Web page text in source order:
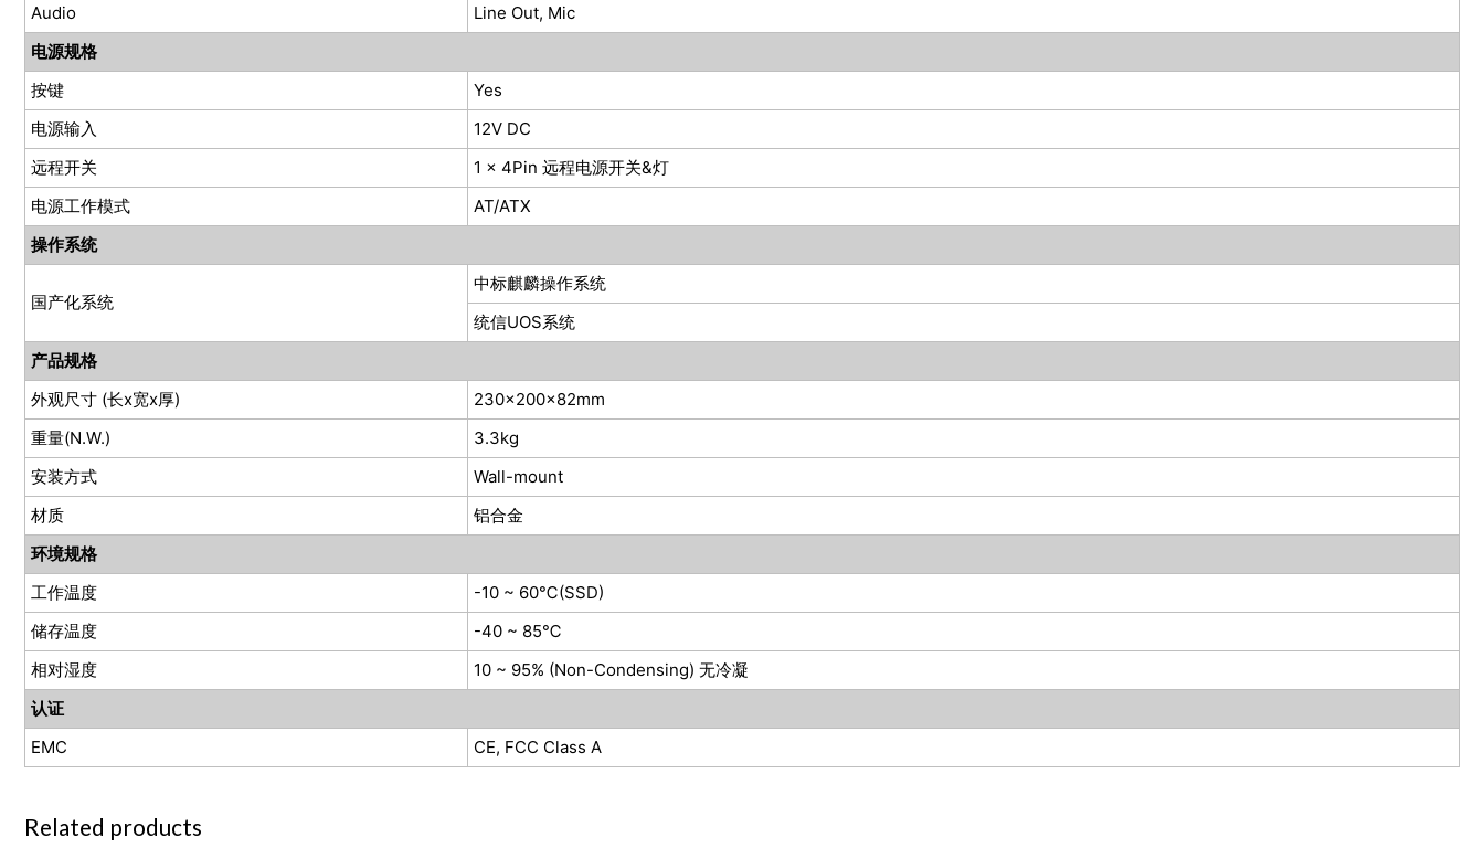
Audio
Line Out, Mic
电源规格
按键
Yes
电源输入
12V DC
远程开关
1 x 4Pin 远程电源开关&灯
电源工作模式
AT/ATX
操作系统
国产化系统
中标麒麟操作系统
统信UOS系统
产品规格
外观尺寸 (长x宽x厚)
230x200x82mm
重量(N.W.)
3.3kg
安装方式
Wall-mount
材质
铝合金
环境规格
工作温度
-10 ~ 60℃(SSD)
储存温度
-40 ~ 85℃
相对湿度
10 ~ 95% (Non-Condensing) 无冷凝
认证
EMC
CE, FCC Class A
Related products